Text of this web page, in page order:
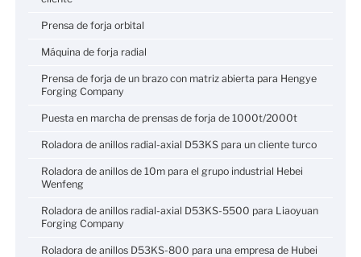
Prensa de forja orbital
Máquina de forja radial
Prensa de forja de un brazo con matriz abierta para Hengye
Forging Company
Puesta en marcha de prensas de forja de 1000t/2000t
Roladora de anillos radial-axial D53KS para un cliente turco
Roladora de anillos de 10m para el grupo industrial Hebei
Wenfeng
Roladora de anillos radial-axial D53KS-5500 para Liaoyuan
Forging Company
Roladora de anillos D53KS-800 para una empresa de Hubei